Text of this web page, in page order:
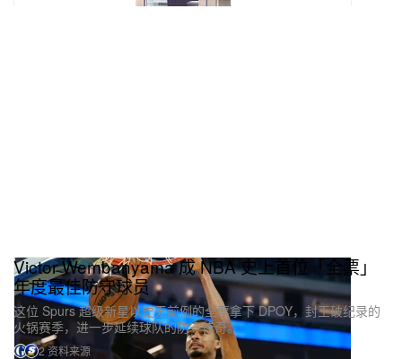
Victor Wembanyama 成 NBA 史上首位「全票」
年度最佳防守球员
这位 Spurs 超级新星以史无前例的全票拿下 DPOY，封王破纪录的
火锅赛季，进一步延续球队的防守传奇。
2 资料来源